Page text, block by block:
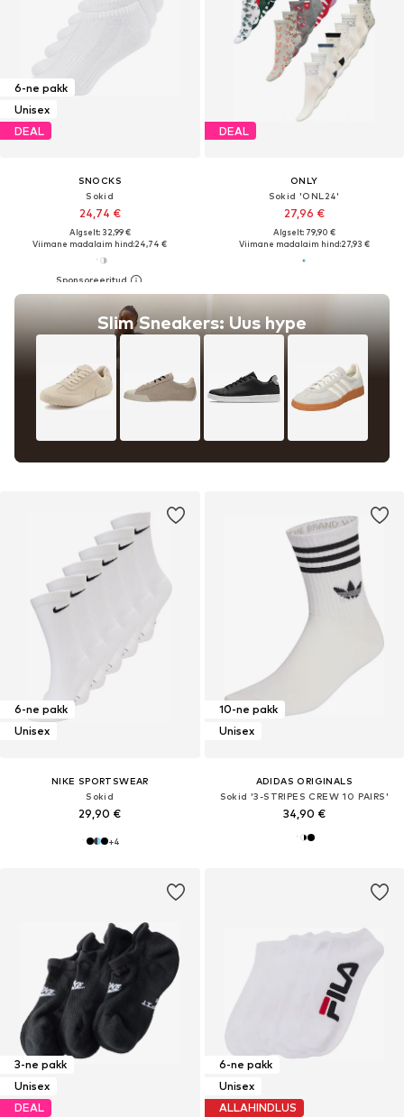
6-ne pakk
Unisex
DEAL
SNOCKS
Sokid
24,74 €
Algselt: 32,99 €
Viimane madalaim hind:24,74 €
Slim Sneakers: Uus hype
DEAL
ONLY
Sokid 'ONL24'
27,96 €
Algselt: 79,90 €
Viimane madalaim hind:27,93 €
6-ne pakk
Unisex
NIKE SPORTSWEAR
Sokid
29,90 €
+4
10-ne pakk
Unisex
ADIDAS ORIGINALS
Sokid '3-STRIPES CREW 10 PAIRS'
34,90 €
3-ne pakk
Unisex
DEAL
6-ne pakk
Unisex
ALLAHINDLUS